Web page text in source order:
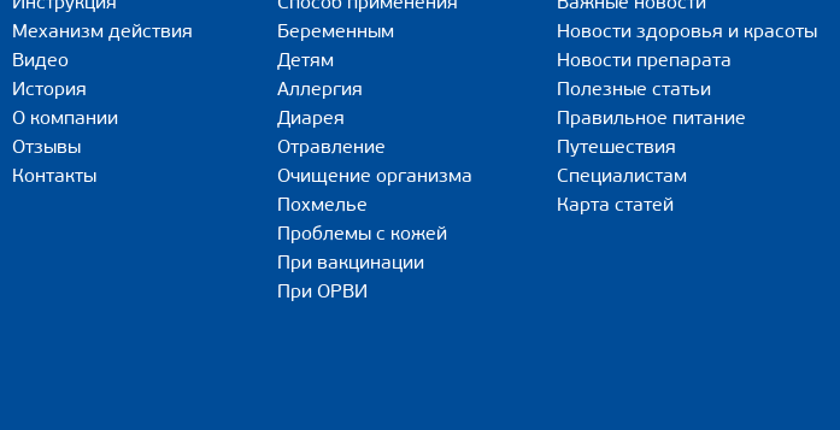
Механизм действия
Видео
История
О компании
Отзывы
Контакты
Беременным
Детям
Аллергия
Диарея
Отравление
Очищение организма
Похмелье
Проблемы с кожей
При вакцинации
При ОРВИ
Новости здоровья и красоты
Новости препарата
Полезные статьи
Правильное питание
Путешествия
Специалистам
Карта статей